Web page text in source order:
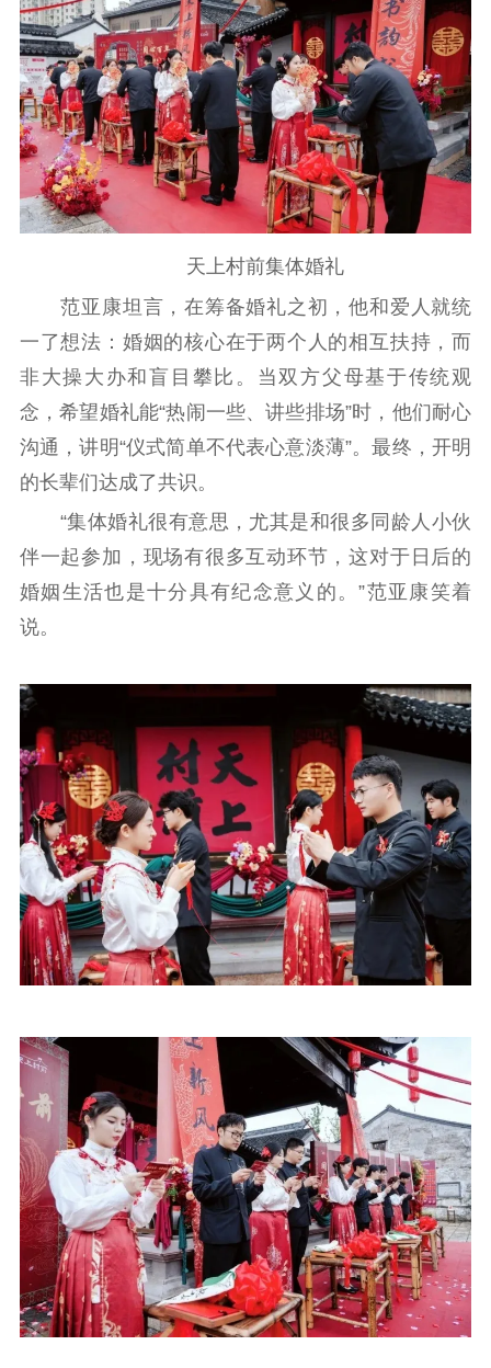
天上村前集体婚礼
范亚康坦言，在筹备婚礼之初，他和爱人就统
一了想法：婚姻的核心在于两个人的相互扶持，而
非大操大办和盲目攀比。当双方父母基于传统观
念，希望婚礼能“热闹一些、讲些排场”时，他们耐心
沟通，讲明“仪式简单不代表心意淡薄”。最终，开明
的长辈们达成了共识。
“集体婚礼很有意思，尤其是和很多同龄人小伙
伴一起参加，现场有很多互动环节，这对于日后的
婚姻生活也是十分具有纪念意义的。”范亚康笑着
说。